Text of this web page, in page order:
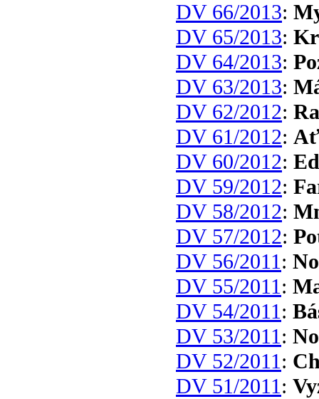
DV 66/2013:
DV 65/2013:
DV 64/2013:
DV 63/2013:
DV 62/2012:
DV 61/2012:
DV 60/2012:
DV 59/2012:
DV 58/2012:
DV 57/2012:
DV 56/2011:
DV 55/2011:
DV 54/2011:
DV 53/2011:
DV 52/2011:
DV 51/2011: